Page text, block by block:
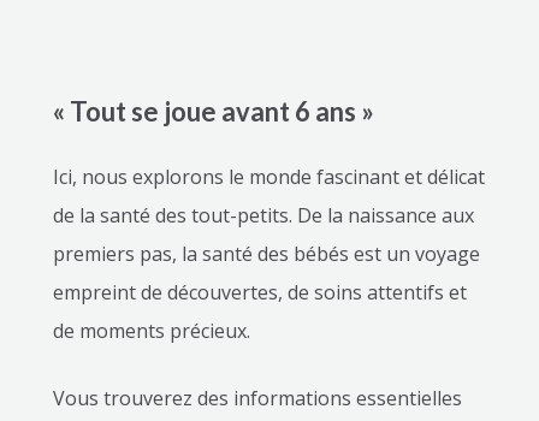
« Tout se joue avant 6 ans »
Ici, nous explorons le monde fascinant et délicat
de la santé des tout-petits. De la naissance aux
premiers pas, la santé des bébés est un voyage
empreint de découvertes, de soins attentifs et
de moments précieux.
Vous trouverez des informations essentielles